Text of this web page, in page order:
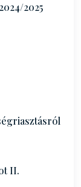
2025
II.